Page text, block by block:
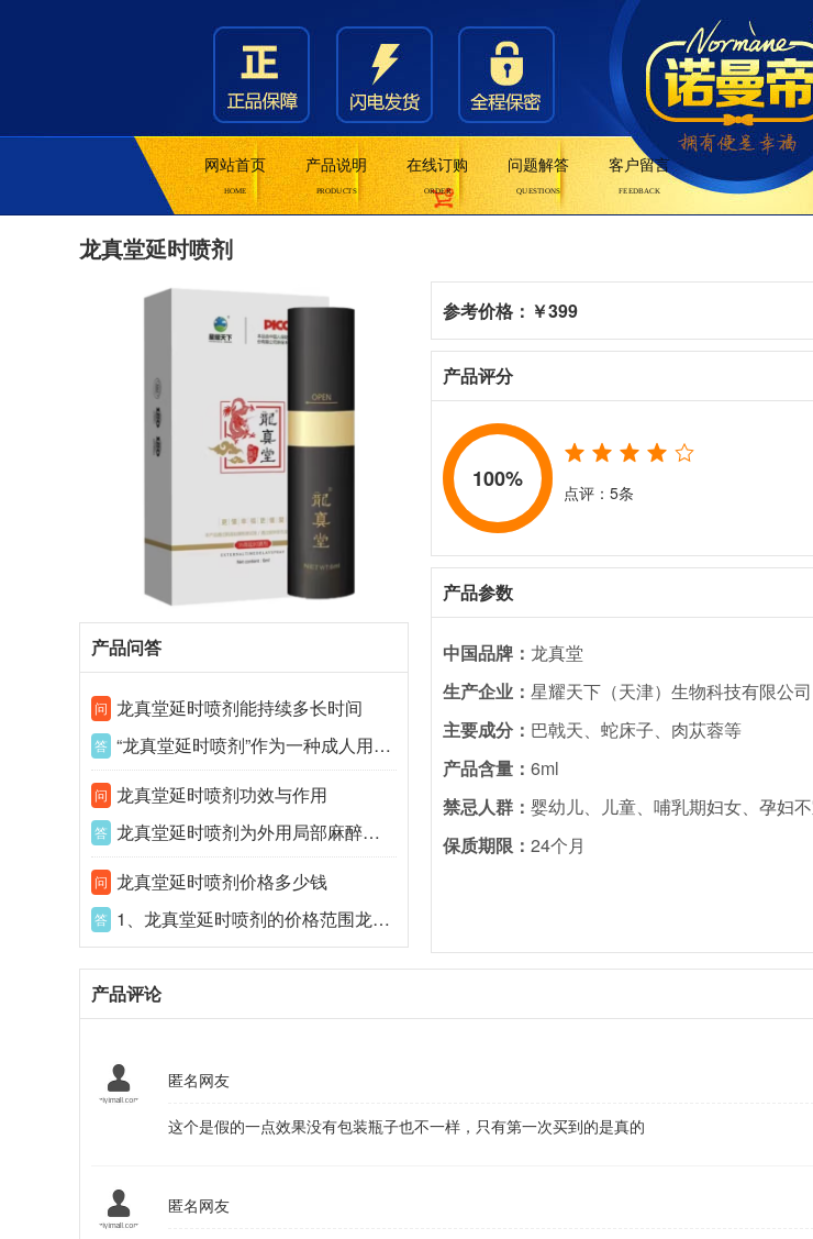
网站首页
HOME
产品说明
PRODUCTS
在线订购
ORDER
问题解答
QUESTIONS
客户留言
FEEDBACK
龙真堂延时喷剂
产品问答
问 龙真堂延时喷剂能持续多长时间
答 “龙真堂延时喷剂”作为一种成人用品，主要...
问 龙真堂延时喷剂功效与作用
答 龙真堂延时喷剂为外用局部麻醉剂，降低龟头...
问 龙真堂延时喷剂价格多少钱
答 1、龙真堂延时喷剂的价格范围龙真堂延时喷...
参考价格：￥399
产品评分
100% 点评：5条
产品参数
中国品牌： 龙真堂
生产企业： 星耀天下（天津）生物科技有限公司
主要成分： 巴戟天、蛇床子、肉苁蓉等
产品含量： 6ml
禁忌人群： 婴幼儿、儿童、哺乳期妇女、孕妇
保质期限： 24个月
产品评论
匿名网友
这个是假的一点效果没有包装瓶子也不一样，只有第一次买到的是真的
匿名网友